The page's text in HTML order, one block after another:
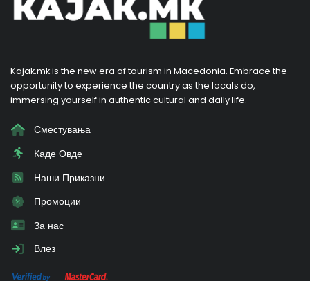
Kajak.mk is the new era of tourism in Macedonia. Embrace the
opportunity to experience the country as the locals do,
immersing yourself in authentic cultural and daily life.
Сместувања
Каде Овде
Наши Приказни
Промоции
За нас
Влез